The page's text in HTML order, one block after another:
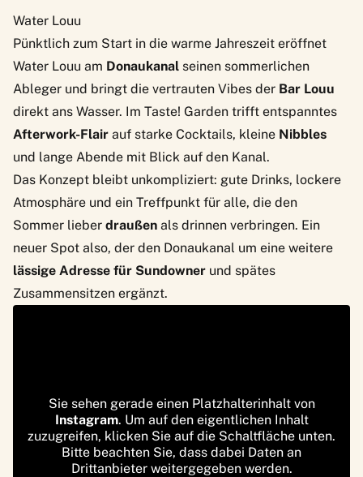
Water Louu
Pünktlich zum Start in die warme Jahreszeit eröffnet
Water Louu am Donaukanal seinen sommerlichen
Ableger und bringt die vertrauten Vibes der Bar Louu
direkt ans Wasser. Im Taste! Garden trifft entspanntes
Afterwork-Flair auf starke Cocktails, kleine Nibbles
und lange Abende mit Blick auf den Kanal.
Das Konzept bleibt unkompliziert: gute Drinks, lockere
Atmosphäre und ein Treffpunkt für alle, die den
Sommer lieber draußen als drinnen verbringen. Ein
neuer Spot also, der den Donaukanal um eine weitere
lässige Adresse für Sundowner und spätes
Zusammensitzen ergänzt.
Sie sehen gerade einen Platzhalterinhalt von
Instagram. Um auf den eigentlichen Inhalt
zuzugreifen, klicken Sie auf die Schaltfläche unten.
Bitte beachten Sie, dass dabei Daten an
Drittanbieter weitergegeben werden.